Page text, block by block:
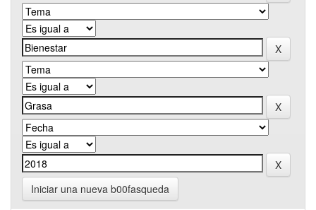
Iniciar una nueva b00fasqueda